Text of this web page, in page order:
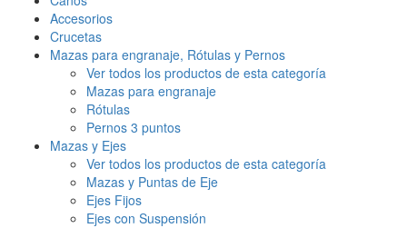
Accesorios
Crucetas
Mazas para engranaje, Rótulas y Pernos
Ver todos los productos de esta categoría
Mazas para engranaje
Rótulas
Pernos 3 puntos
Mazas y Ejes
Ver todos los productos de esta categoría
Mazas y Puntas de Eje
Ejes Fijos
Ejes con Suspensión